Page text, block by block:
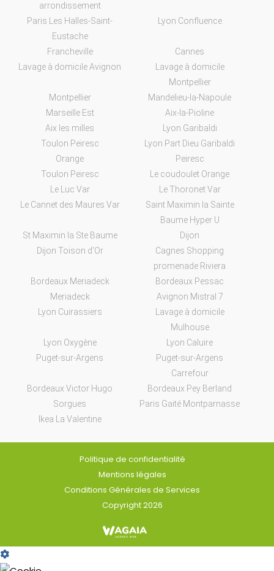
arrondissement
Paris Les Halles-Saint-
Eustache
Lyon Confluence
Francheville
Cannes
Lavage à domicile Avignon
Lavage à domicile
Montpellier
Montpellier
Mandelieu-la-Napoule
Marseille Est
Aix-la-Pioline
Aix les milles
Lyon Garibaldi
Toulon Peiresc
Lyon Part Dieu Garibaldi
Orange
Peiresc
Toulon Peiresc
Le coudoulet Orange
Le Luc Var
Le Thoronet Var
Le Cannet des Maures Var
Saint Maximin la Sainte
Baume Hyper U
St Maximin la Ste Baume
Dijon
Dijon Toison d'Or
Cagnes Shopping
promenade Riviera
Bordeaux Meriadeck
Bordeaux Pessac
Meriadeck
Avignon Mistral 7
Lyon Cuirassiers
Lavage à domicile
Mulhouse
Lyon Oxygène
Lyon Caluire
Puget-sur-Argens
Puget-sur-Argens
Carrefour
Bordeaux Victor Hugo
Bordeaux Pey Berland
Sorgues
Paris Gaité Montparnasse
Ikea La Valentine
Politique de confidentialité
Mentions légales
Conditions Générales de Services
Copyright 2026
Cookie